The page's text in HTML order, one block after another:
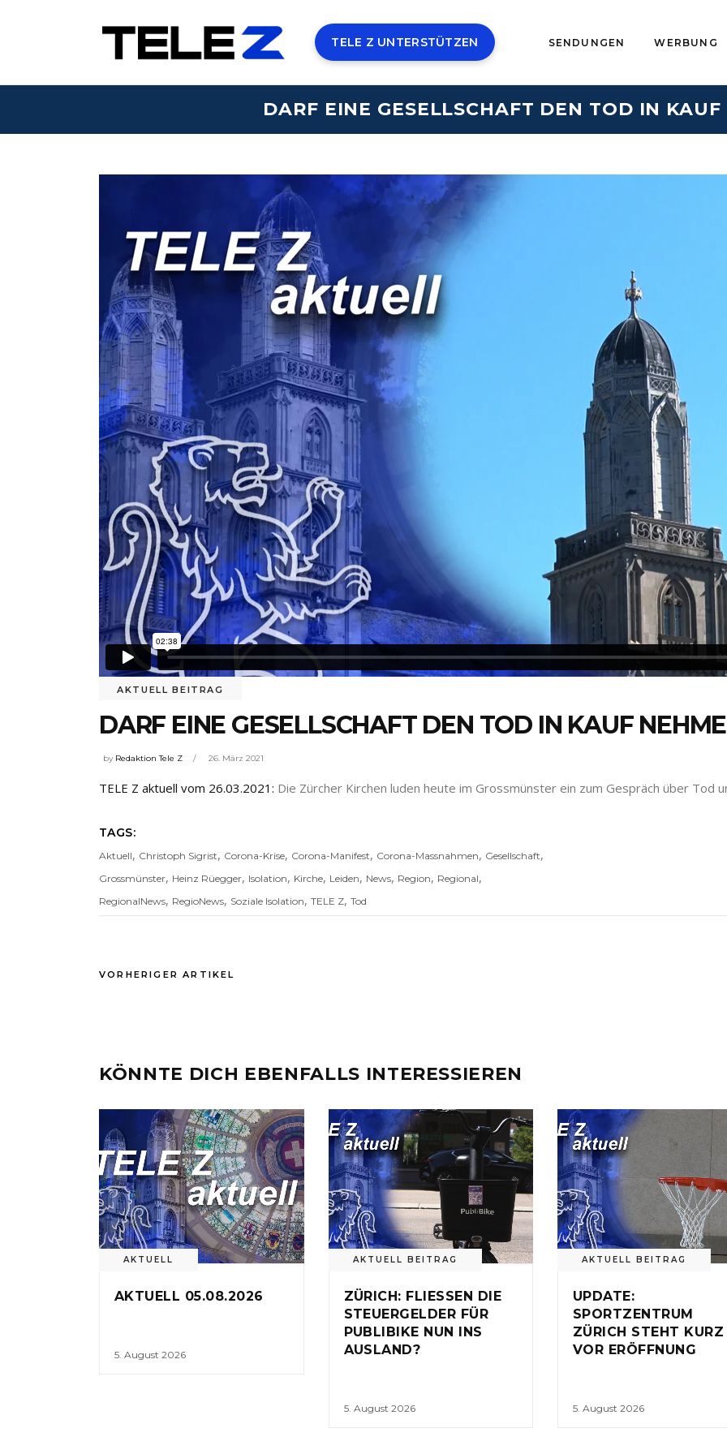
TELE Z UNTERSTÜTZEN SENDUNGEN WERBUNG
DARF EINE GESELLSCHAFT DEN TOD IN
AKTUELL BEITRAG
DARF EINE GESELLSCHAFT DEN TOD IN KAUF
by Redaktion Tele Z 26. März 2021
TELE Z aktuell vom 26.03.2021: Die Zürcher Kirchen luden heute im Grossmünster ein zum Gespräch über Tod
TAGS:
Aktuell, Christoph Sigrist, Corona-Krise, Corona-Manifest, Corona-Massnahmen, Gesellschaft,
Grossmünster, Heinz Rüegger, Isolation, Kirche, Leiden, News, Region, Regional,
RegionalNews, RegioNews, Soziale Isolation, TELE Z, Tod
VORHERIGER ARTIKEL
KÖNNTE DICH EBENFALLS INTERESSIEREN
AKTUELL
AKTUELL 05.08.2026
5. August 2026
AKTUELL BEITRAG
ZÜRICH: FLIESSEN DIE
STEUERGELDER FÜR
PUBLIBIKE NUN INS
AUSLAND?
5. August 2026
AKTUELL BEITRAG
UPDATE:
SPORTZENTRUM
ZÜRICH STEHT KURZ
VOR ERÖFFNUNG
5. August 2026